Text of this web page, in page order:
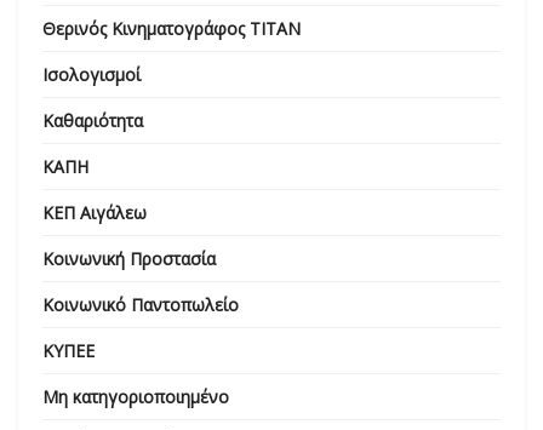
Θερινός Κινηματογράφος ΤΙΤΑΝ
Ισολογισμοί
Καθαριότητα
ΚΑΠΗ
ΚΕΠ Αιγάλεω
Κοινωνική Προστασία
Κοινωνικό Παντοπωλείο
ΚΥΠΕΕ
Μη κατηγοριοποιημένο